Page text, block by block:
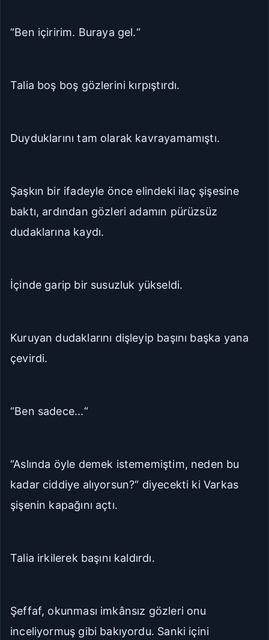
“Ben içiririm. Buraya gel.“
Talia boş boş gözlerini kırpıştırdı.
Duyduklarını tam olarak kavrayamamıştı.
Şaşkın bir ifadeyle önce elindeki ilaç şişesine
baktı, ardından gözleri adamın pürüzsüz
dudaklarına kaydı.
İçinde garip bir susuzluk yükseldi.
Kuruyan dudaklarını dişleyip başını başka yana
çevirdi.
“Ben sadece...“
“Aslında öyle demek istememiştim, neden bu
kadar ciddiye alıyorsun?“ diyecekti ki Varkas
şişenin kapağını açtı.
Talia irkilerek başını kaldırdı.
Şeffaf, okunması imkânsız gözleri onu
inceliyormuş gibi bakıyordu. Sanki içini